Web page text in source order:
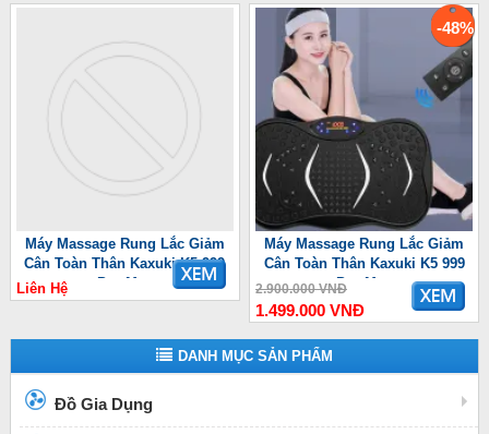
Máy Massage Rung Lắc Giảm
Cân Toàn Thân Kaxuki K5 999
Pro Max
Liên Hệ
-48%
Máy Massage Rung Lắc Giảm
Cân Toàn Thân Kaxuki K5 999
Pro Max
2.900.000 VNĐ
1.499.000 VNĐ
DANH MỤC SẢN PHẨM
Đồ Gia Dụng